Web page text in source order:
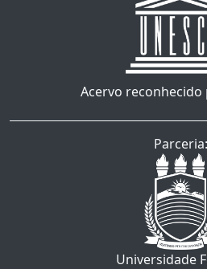
Acervo reconhecido
Parceria:
Universidade